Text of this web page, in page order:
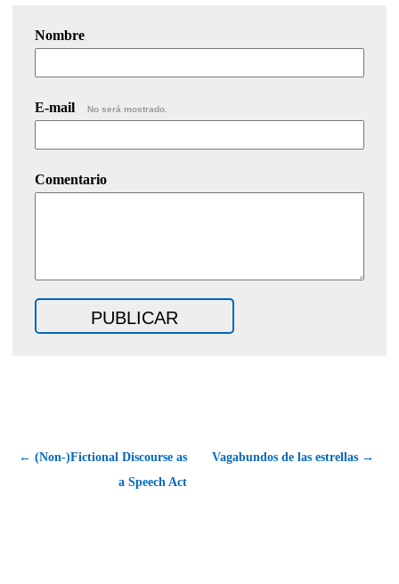
Nombre
E-mail No será mostrado.
Comentario
← (Non-)Fictional Discourse as
a Speech Act
Vagabundos de las estrellas →